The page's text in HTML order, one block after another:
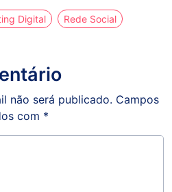
Digital Rede Social
não será publicado. Campos
com *